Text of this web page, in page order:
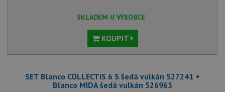
SKLADEM U VÝROBCE
KOUPIT
SET Blanco COLLECTIS 6 S šedá vulkán 527241 +
Blanco MIDA šedá vulkán 526965